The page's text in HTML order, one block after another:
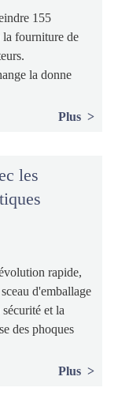
155
fourniture de
la donne
Plus
les
rapide,
d'emballage
et la
des phoques
Plus